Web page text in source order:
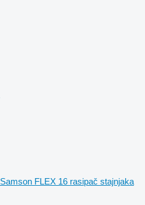
Samson FLEX 16 rasipač stajnjaka